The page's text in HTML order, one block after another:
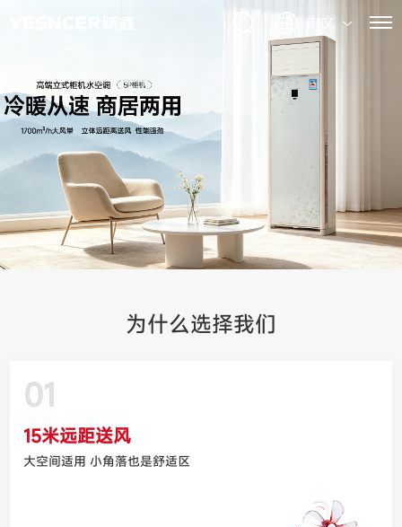
为什么选择我们
01
15米远距送风
大空间适用 小角落也是舒适区